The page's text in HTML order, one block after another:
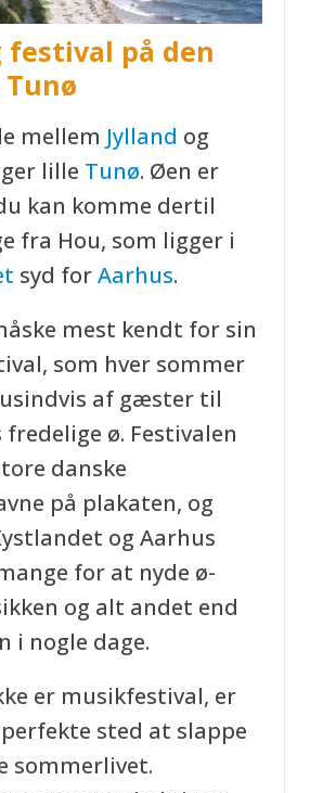
festival på den
mellem Jylland og
lille Tunø. Øen er
kan komme dertil
fra Hou, som ligger i
syd forAarhus.
mest kendt for sin
som hver sommer
af gæster til
fredelige ø. Festivalen
danske
på plakaten, og
og Aarhus
for at nyde ø-
og alt andet end
i nogle dage.
er musikfestival, er
sted at slappe
sommerlivet.